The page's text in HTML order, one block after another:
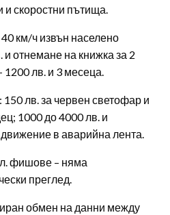
и скоростни пътища.
км/ч извън населено
и отнемане на книжка за 2
1200 лв. и 3 месеца.
150 лв. за червен светофар и
1000 до 4000 лв. и
в аварийна лента.
фишове – няма
преглед.
обмен на данни между